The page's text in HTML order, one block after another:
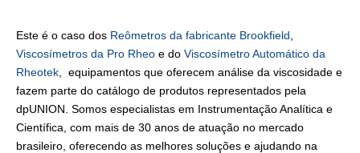
Este é o caso dos Reômetros da fabricante Brookfield
Viscosímetros da Pro Rheo e do Viscosímetro Automático da
Rheotek , equipamentos que oferecem análise da viscosidade e
fazem parte do catálogo de produtos representados pela
dpUNION. Somos especialistas em Instrumentação Analítica e
Científica, com mais de 30 anos de atuação no mercado
brasileiro, oferecendo as melhores soluções e ajudando na